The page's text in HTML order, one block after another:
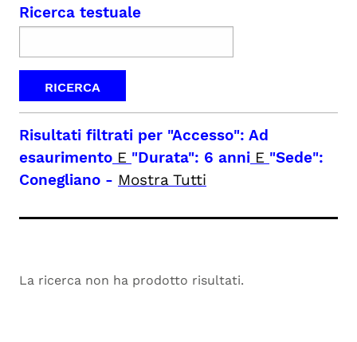
Ricerca testuale
Risultati filtrati per "Accesso": Ad
esaurimento E "Durata": 6 anni E "Sede":
Conegliano - Mostra Tutti
La ricerca non ha prodotto risultati.